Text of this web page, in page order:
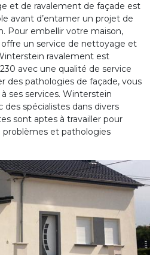
et de ravalement de façade est
avant d’entamer un projet de
Pour embellir votre maison,
un service de nettoyage et
ravalement est
avec une qualité de service
des pathologies de façade, vous
ses services. Winterstein
des spécialistes dans divers
sont aptes à travailler pour
problèmes et pathologies